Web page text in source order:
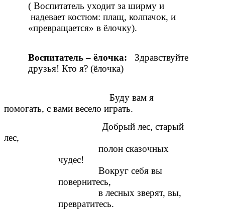
( Воспитатель уходит за ширму и
надевает костюм: плащ, колпачок, и
«превращается» в ёлочку).
Воспитатель – ёлочка: Здравствуйте
друзья! Кто я? (ёлочка)
Буду вам я
помогать, с вами весело играть.
Добрый лес, старый
лес,
полон сказочных
чудес!
Вокруг себя вы
повернитесь,
в лесных зверят, вы,
превратитесь.